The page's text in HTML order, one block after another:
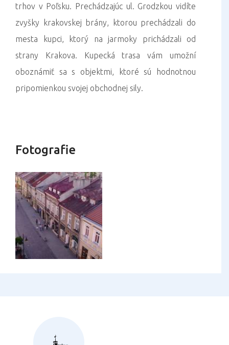
trhov v Poľsku. Prechádzajúc ul. Grodzkou vidíte
zvyšky krakovskej brány, ktorou prechádzali do
mesta kupci, ktorý na jarmoky prichádzali od
strany Krakova. Kupecká trasa vám umožní
oboznámiť sa s objektmi, ktoré sú hodnotnou
pripomienkou svojej obchodnej sily.
Fotografie